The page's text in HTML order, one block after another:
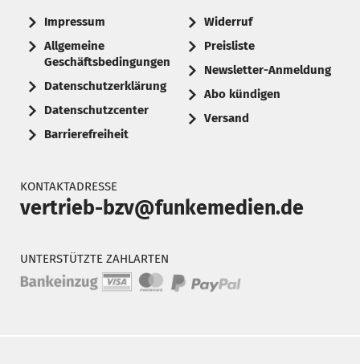
Impressum
Allgemeine
Geschäftsbedingungen
Datenschutzerklärung
Datenschutzcenter
Barrierefreiheit
Widerruf
Preisliste
Newsletter-Anmeldung
Abo kündigen
Versand
KONTAKTADRESSE
vertrieb-bzv@funkemedien.de
UNTERSTÜTZTE ZAHLARTEN